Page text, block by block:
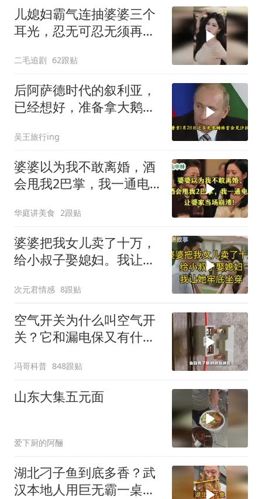
儿媳妇霸气连抽婆婆三个
耳光，忍无可忍无须再
二毛追剧 62跟贴
后阿萨德时代的叙利亚，
已经想好，准备拿大鹅石
吴王旅行ing
婆婆以为我不敢离婚，酒
会甩我2巴掌，我一通电
华庭讲美食 2跟贴
婆婆把我女儿卖了十万，
给小叔子娶媳妇。我让她
次元君情感 8跟贴
空气开关为什么叫空气开
关？它和漏电保又有什么
冯哥科普 848跟贴
山东大集五元面
爱下厨的阿酾
湖北刁子鱼到底多香？武
汉本地人用巨无霸一桌告